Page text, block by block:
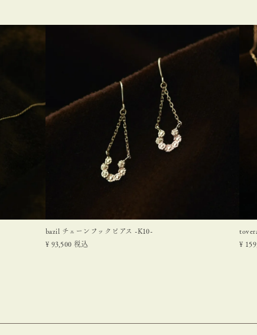
bazil チェーンフックピアス -K10-
¥ 93,500 税込
¥